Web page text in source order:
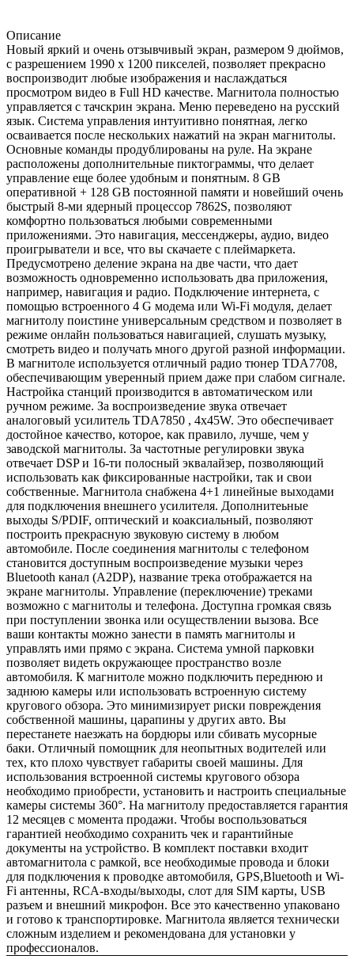
Описание
Новый яркий и очень отзывчивый экран, размером 9 дюймов,
с разрешением 1990 х 1200 пикселей, позволяет прекрасно
воспроизводит любые изображения и наслаждаться
просмотром видео в Full HD качестве. Магнитола полностью
управляется с тачскрин экрана. Меню переведено на русский
язык. Система управления интуитивно понятная, легко
осваивается после нескольких нажатий на экран магнитолы.
Основные команды продублированы на руле. На экране
расположены дополнительные пиктограммы, что делает
управление еще более удобным и понятным. 8 GB
оперативной + 128 GB постоянной памяти и новейший очень
быстрый 8-ми ядерный процессор 7862S, позволяют
комфортно пользоваться любыми современными
приложениями. Это навигация, мессенджеры, аудио, видео
проигрыватели и все, что вы скачаете с плеймаркета.
Предусмотрено деление экрана на две части, что дает
возможность одновременно использовать два приложения,
например, навигация и радио. Подключение интернета, с
помощью встроенного 4 G модема или Wi-Fi модуля, делает
магнитолу поистине универсальным средством и позволяет в
режиме онлайн пользоваться навигацией, слушать музыку,
смотреть видео и получать много другой разной информации.
В магнитоле используется отличный радио тюнер TDA7708,
обеспечивающим уверенный прием даже при слабом сигнале.
Настройка станций производится в автоматическом или
ручном режиме. За воспроизведение звука отвечает
аналоговый усилитель TDA7850 , 4x45W. Это обеспечивает
достойное качество, которое, как правило, лучше, чем у
заводской магнитолы. За частотные регулировки звука
отвечает DSP и 16-ти полосный эквалайзер, позволяющий
использовать как фиксированные настройки, так и свои
собственные. Магнитола снабжена 4+1 линейные выходами
для подключения внешнего усилителя. Дополнитеьные
выходы S/PDIF, оптический и коаксиальный, позволяют
построить прекрасную звуковую систему в любом
автомобиле. После соединения магнитолы с телефоном
становится доступным воспроизведение музыки через
Bluetooth канал (A2DP), название трека отображается на
экране магнитолы. Управление (переключение) треками
возможно с магнитолы и телефона. Доступна громкая связь
при поступлении звонка или осуществлении вызова. Все
ваши контакты можно занести в память магнитолы и
управлять ими прямо с экрана. Система умной парковки
позволяет видеть окружающее пространство возле
автомобиля. К магнитоле можно подключить переднюю и
заднюю камеры или использовать встроенную систему
кругового обзора. Это минимизирует риски повреждения
собственной машины, царапины у других авто. Вы
перестанете наезжать на бордюры или сбивать мусорные
баки. Отличный помощник для неопытных водителей или
тех, кто плохо чувствует габариты своей машины. Для
использования встроенной системы кругового обзора
необходимо приобрести, установить и настроить специальные
камеры системы 360°. На магнитолу предоставляется гарантия
12 месяцев с момента продажи. Чтобы воспользоваться
гарантией необходимо сохранить чек и гарантийные
документы на устройство. В комплект поставки входит
автомагнитола с рамкой, все необходимые провода и блоки
для подключения к проводке автомобиля, GPS,Bluetooth и Wi-
Fi антенны, RCA-входы/выходы, слот для SIM карты, USB
разъем и внешний микрофон. Все это качественно упаковано
и готово к транспортировке. Магнитола является технически
сложным изделием и рекомендована для установки у
профессионалов.